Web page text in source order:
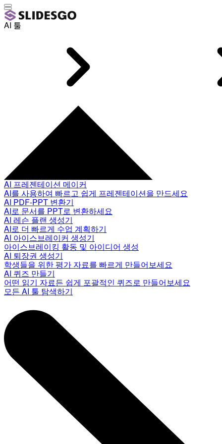
AI 툴
AI 프레젠테이션 메이커
AI를 사용하여 빠르고 쉽게 프레젠테이션을 만드세요
AI PDF-PPT 변환기
AI로 문서를 PPT로 변환하세요
AI 레슨 플랜 생성기
AI로 더 빠르게 수업 계획하기
AI 아이스브레이커 생성기
아이스브레이킹 활동 및 아이디어 생성
AI 퇴장권 생성기
학생들을 위한 평가 자료를 빠르게 만들어보세요
AI 퀴즈 만들기
어떤 읽기 자료든 쉽게 포괄적인 퀴즈로 만들어보세요
모든 AI 툴 탐색하기